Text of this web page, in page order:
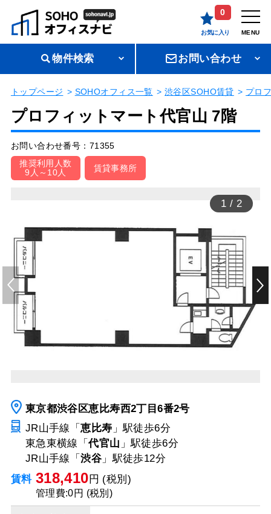
0
お気に入り MENU
物件検索 お問い合わせ
トップページ SOHOオフィス一覧 渋谷区SOHO賃貸 プロ
プロフィットマート代官山 7階
お問い合わせ番号：71355
推奨利用人数
9人～10人
賃貸事務所
1 / 2
東京都渋谷区恵比寿西2丁目6番2号
JR山手線「恵比寿 」駅徒歩6分
東急東横線「代官山 」駅徒歩6分
JR山手線「渋谷 」駅徒歩12分
賃料 318,410 円 (税別)
管理費:0円 (税別)